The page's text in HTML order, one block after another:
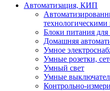
Автоматизация, КИП
Блоки питания для
Домашняя
Умное
Умные розетки,
Умный свет
Умные
Контрольно-